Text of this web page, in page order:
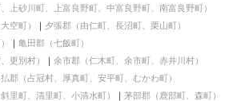
上砂川町、上富良野町、中富良野町、南富良野町）
空町）
夕張郡（由仁町、長沼町、栗山町）
亀田郡（七飯町）
更別村）
余市郡（仁木町、余市町、赤井川村）
払郡（占冠村、厚真町、安平町、むかわ町）
里町、清里町、小清水町）
茅部郡（鹿部町、森町）